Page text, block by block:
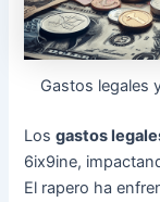
Gastos legales
Losgastos
6ix9ine,
El rapero ha